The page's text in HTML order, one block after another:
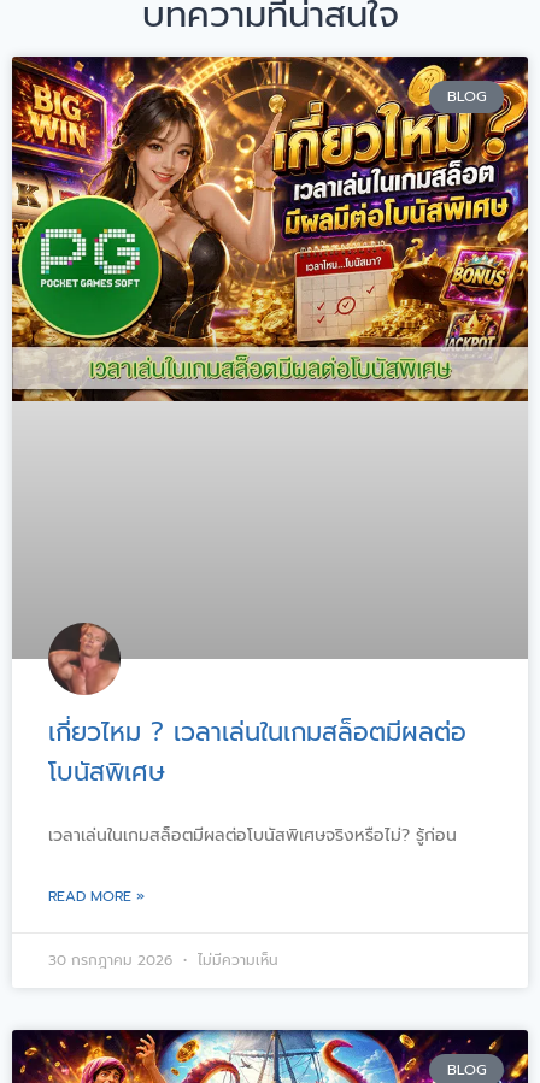
บทความที่น่าสนใจ
BLOG
เกี่ยวไหม ? เวลาเล่นในเกมสล็อตมีผลต่อ
โบนัสพิเศษ
เวลาเล่นในเกมสล็อตมีผลต่อโบนัสพิเศษจริงหรือไม่? รู้ก่อน
READ MORE »
30 กรกฎาคม 2026 ไม่มีความเห็น
BLOG